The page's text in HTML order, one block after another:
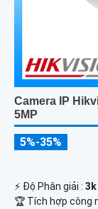
Camera IP
5MP
5%-35%
️⚡ Độ Phân giải : 3k
🏆 Tích hợp công